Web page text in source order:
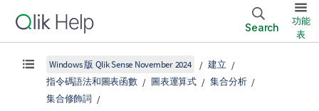
Search
功能
表
Windows 版 Qlik Sense November 2024
建立
指令碼語法和圖表函數
圖表運算式
集合分析
集合修飾詞